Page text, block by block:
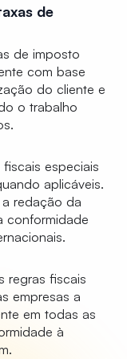
de
de imposto
com base
do cliente e
o trabalho
especiais
aplicáveis.
redação da
conformidade
regras fiscais
empresas a
em todas as
à